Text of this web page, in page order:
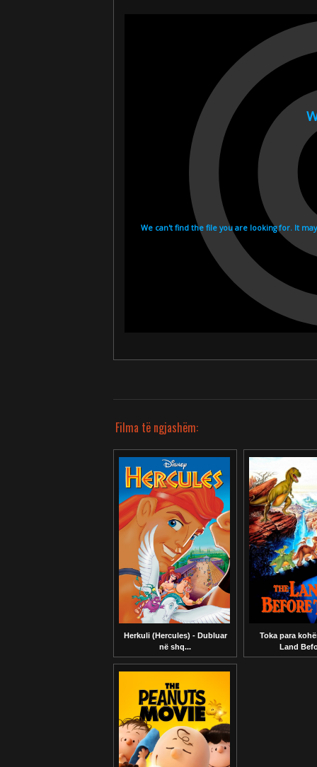
Filma të ngjashëm:
Herkuli (Hercules) - Dubluar
në shq...
Toka para
Land